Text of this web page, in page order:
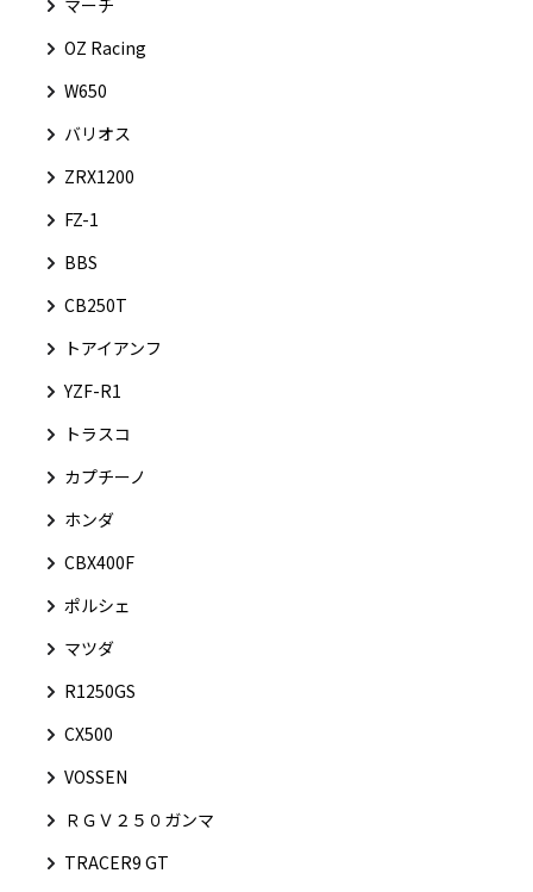
マーチ
OZ Racing
W650
バリオス
ZRX1200
FZ-1
BBS
CB250T
トアイアンフ
YZF-R1
トラスコ
カプチーノ
ホンダ
CBX400F
ポルシェ
マツダ
R1250GS
CX500
VOSSEN
ＲＧＶ２５０ガンマ
TRACER9 GT